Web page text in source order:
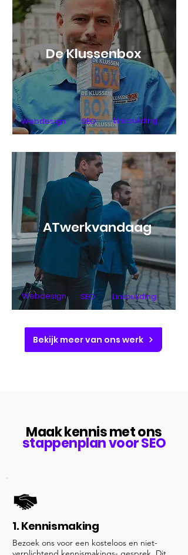
De Klussenbox
Webdesign SEO Linkbuilding
ATwerkvandaag
SEO
Webdesign Linkbuilding
Bekijk meer van ons werk
Maak kennis met ons
stappenplan voor SEO
1. Kennismaking
Bezoek ons voor een kosteloos en niet-